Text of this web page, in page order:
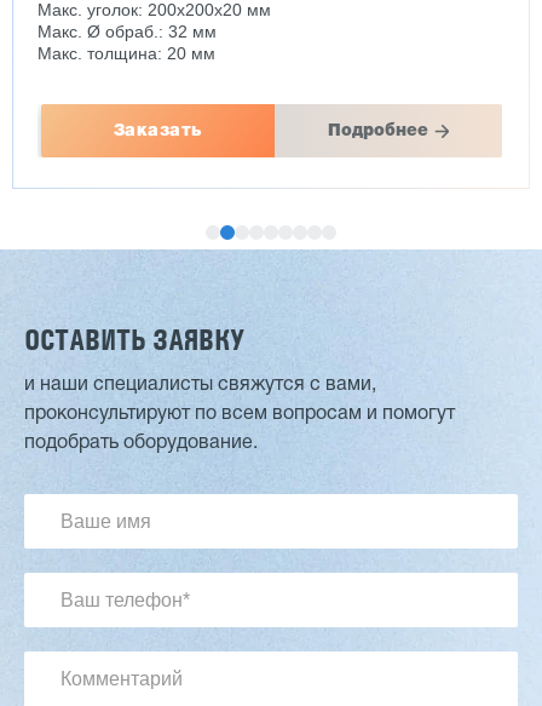
Макс. уголок: 200x200x20 мм
Макс. Ø обраб.: 32 мм
Макс. толщина: 20 мм
Заказать Подробнее
Двухсторонний шипорез MX6015
2 901 639 ₽
Артикул: 2497
Станок проходного типа
ОСТАВИТЬ ЗАЯВКУ
и наши специалисты свяжутся с вами,
проконсультируют по всем вопросам и помогут
подобрать оборудование.